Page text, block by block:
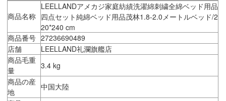
商品名称
LEELLANDアメカジ家庭紡績洗濯綿刺繍全綿ベッド用品
四点セット純綿ベッド用品茂林1.8-2.0メートルベッド/2
20*240 cm
商品番号 27236690489
店舗
LEELLAND礼瀾旗艦店
商品毛重
量
3.4 kg
商品の産
地
中国大陸